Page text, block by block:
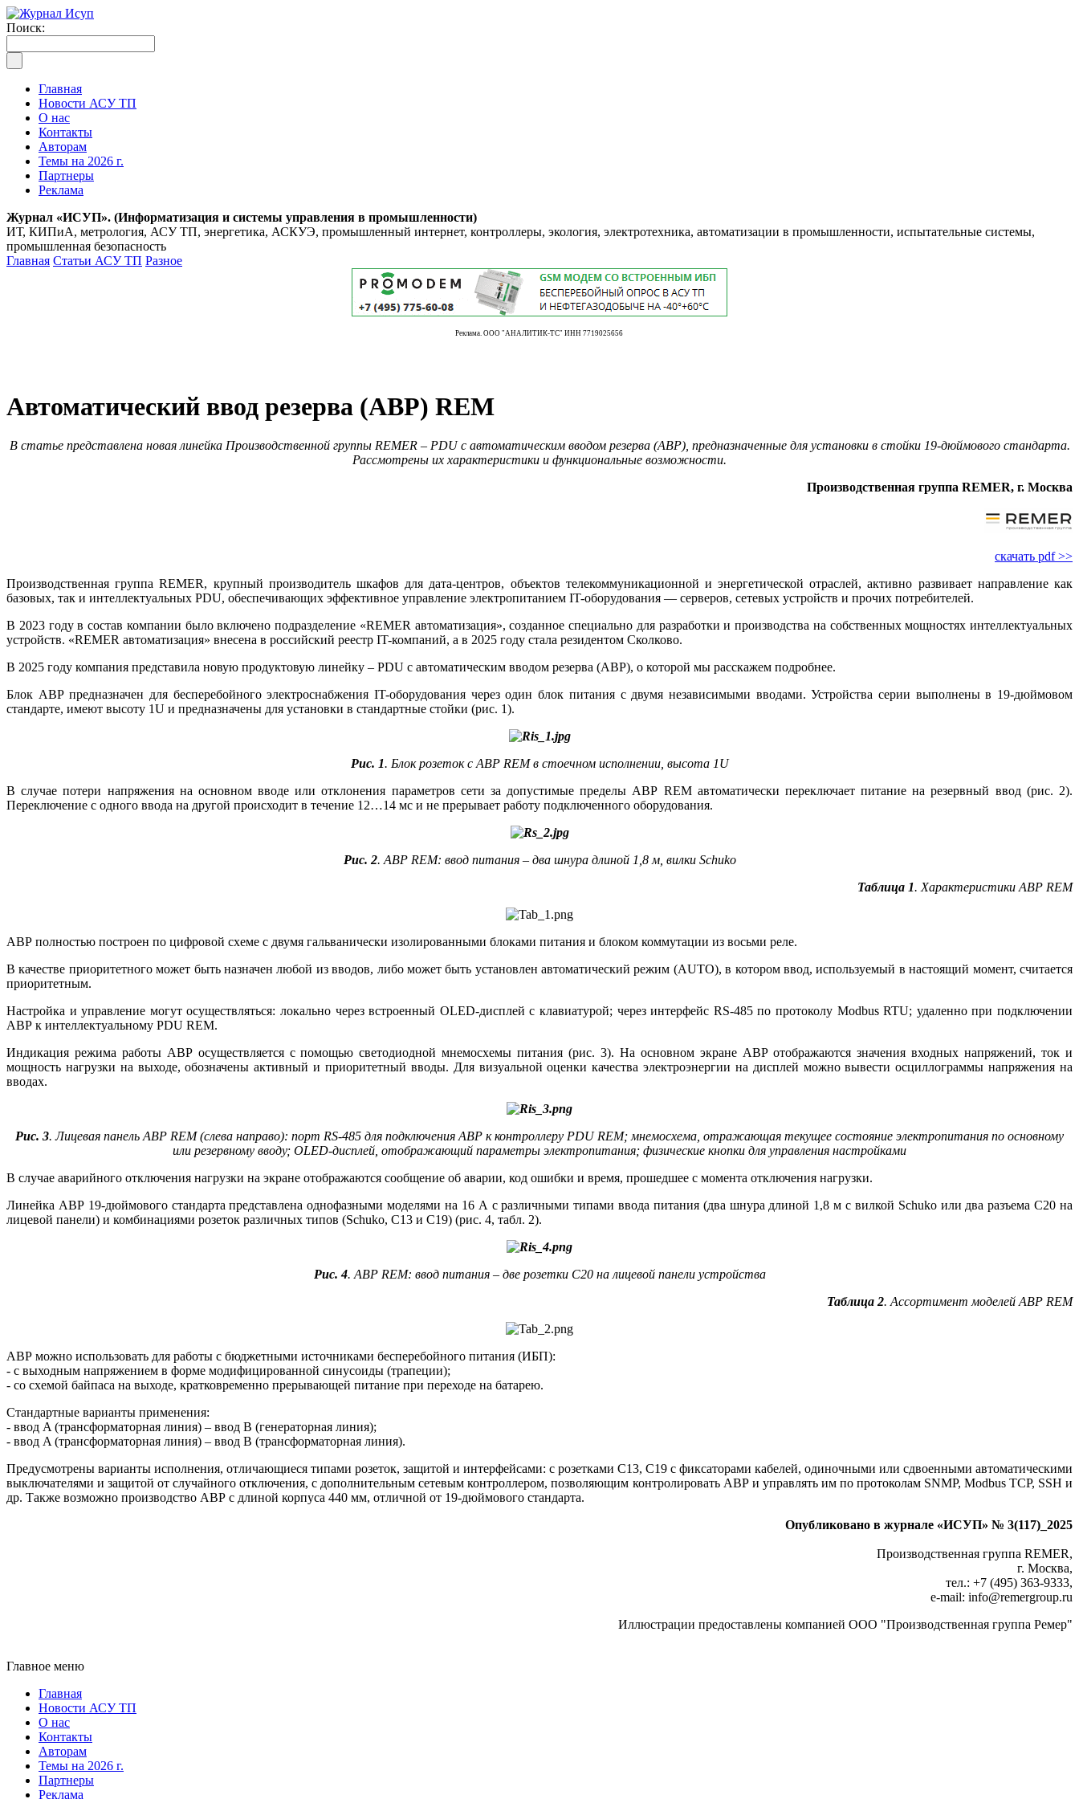
Поиск:
Главная
Новости АСУ ТП
О нас
Контакты
Авторам
Темы на 2026 г.
Партнеры
Реклама
Журнал «ИСУП». (Информатизация и системы управления в промышленности)
ИТ, КИПиА, метрология, АСУ ТП, энергетика, АСКУЭ, промышленный интернет, контроллеры, экология, электротехника, автоматизации в промышленности, испытательные системы,
промышленная безопасность
Главная Статьи АСУ ТП Разное
Реклама. ООО "АНАЛИТИК-ТС" ИНН 7719025656
Автоматический ввод резерва (АВР) REM
В статье представлена новая линейка Производственной группы REMER – PDU с автоматическим вводом резерва (АВР), предназначенные для установки в стойки 19-дюймового стандарта.
Рассмотрены их характеристики и функциональные возможности.
Производственная группа REMER, г. Москва
скачать pdf >>
Производственная группа REMER, крупный производитель шкафов для дата-центров, объектов телекоммуникационной и энергетической отраслей, активно развивает направление как
базовых, так и интеллектуальных PDU, обеспечивающих эффективное управление электропитанием IT-оборудования — серверов, сетевых устройств и прочих потребителей.
В 2023 го­ду в состав компании бы­ло включено подразделение «REMER автоматизация», созданное специально для разработки и производства на собственных мощностях интеллектуальных
устройств. «REMER автоматизация» внесена в российский реестр IT-компаний, а в 2025 го­ду стала резидентом Сколково.
В 2025 году компания представила новую продуктовую линейку – PDU с автоматическим вводом резерва (АВР), о которой мы расскажем подробнее.
Блок АВР предназначен для бесперебойного электроснабжения IT-оборудования через один блок питания с двумя независимыми вводами. Устройства серии выполнены в 19-дюймовом
стандарте, имеют высоту 1U и предназначены для установки в стандартные стойки (рис. 1).
Рис. 1. Блок розеток с АВР REM в стоечном исполнении, высота 1U
В случае потери напряжения на основном вводе или отклонения параметров се­ти за допустимые пределы АВР REM автоматически переключает питание на резервный ввод (рис. 2).
Переключение с одного ввода на другой происходит в течение 12…14 мс и не прерывает работу подключенного оборудования.
Рис. 2. АВР REM: ввод питания – два шнура длиной 1,8 м, вилки Schuko
Таблица 1. Характеристики АВР REM
АВР полностью построен по цифровой схеме с двумя гальванически изолированными блоками питания и блоком коммутации из восьми реле.
В качестве приоритетного может быть назначен любой из вводов, ли­бо может быть установлен автоматический режим (AUTO), в котором ввод, используемый в настоящий момент, считается
приоритетным.
Настройка и управление могут осуществляться: локально через встроенный OLED-дисплей с клавиатурой; через интерфейс RS-485 по протоколу Modbus RTU; удаленно при подключении
АВР к интеллектуальному PDU REM.
Индикация режима работы АВР осуществляется с помощью светодиодной мнемосхемы питания (рис. 3). На основном экране АВР отображаются значения входных напряжений, ток и
мощность нагрузки на выходе, обозначены активный и приоритетный вводы. Для визуальной оценки качества электроэнергии на дисплей можно вывести осциллограммы напряжения на
вводах.
Рис. 3. Лицевая панель АВР REM (слева направо): порт RS-485 для подключения АВР к контроллеру PDU REM; мнемосхема, отражающая текущее состояние электропитания по основному
или резервному вводу; OLED-дисплей, отображающий параметры электропитания; физические кнопки для управления настройками
В случае аварийного отключения нагрузки на экране отображаются сообщение об аварии, код ошибки и время, прошедшее с момента отключения нагрузки.
Линейка АВР 19-дюймового стандарта представлена однофазными моделями на 16 А с различными типами ввода питания (два шнура длиной 1,8 м с вилкой Schuko или два разъема C20 на
лицевой панели) и комбинациями розеток различных типов (Schuko, С13 и С19) (рис. 4, табл. 2).
Рис. 4. АВР REM: ввод питания – две розетки С20 на лицевой панели устройства
Таблица 2. Ассортимент моделей АВР REM
АВР можно использовать для работы с бюджетными источниками бесперебойного питания (ИБП):
- с выходным напряжением в форме модифицированной синусоиды (трапеции);
- со схемой байпаса на выходе, кратковременно прерывающей питание при переходе на батарею.
Стандартные варианты применения:
- ввод A (трансформаторная линия) – ввод B (генераторная линия);
- ввод A (трансформаторная линия) – ввод B (трансформаторная линия).
Предусмотрены варианты исполнения, отличающиеся типами розеток, защитой и интерфейсами: с розетками С13, С19 с фиксаторами кабелей, одиночными или сдвоенными автоматическими
выключателями и защитой от случайного отключения, с дополнительным сетевым контроллером, позволяющим контролировать АВР и управлять им по протоколам SNMP, Modbus TCP, SSH и
др. Также возможно производство АВР с длиной корпуса 440 мм, отличной от 19-дюймового стандарта.
Опубликовано в журнале «ИСУП» № 3(117)_2025
Производственная группа REMER,
г. Москва,
тел.: +7 (495) 363‑9333,
e‑mail: info@remergroup.ru
Иллюстрации предоставлены компанией ООО "Производственная группа Ремер"
Главное меню
Главная
Новости АСУ ТП
О нас
Контакты
Авторам
Темы на 2026 г.
Партнеры
Реклама